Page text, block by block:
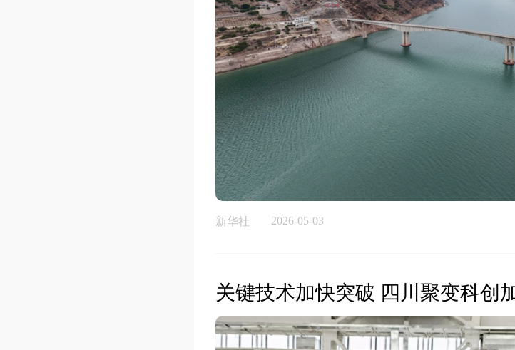
新华社 2026-05-03
关键技术加快突破 四川聚变科创